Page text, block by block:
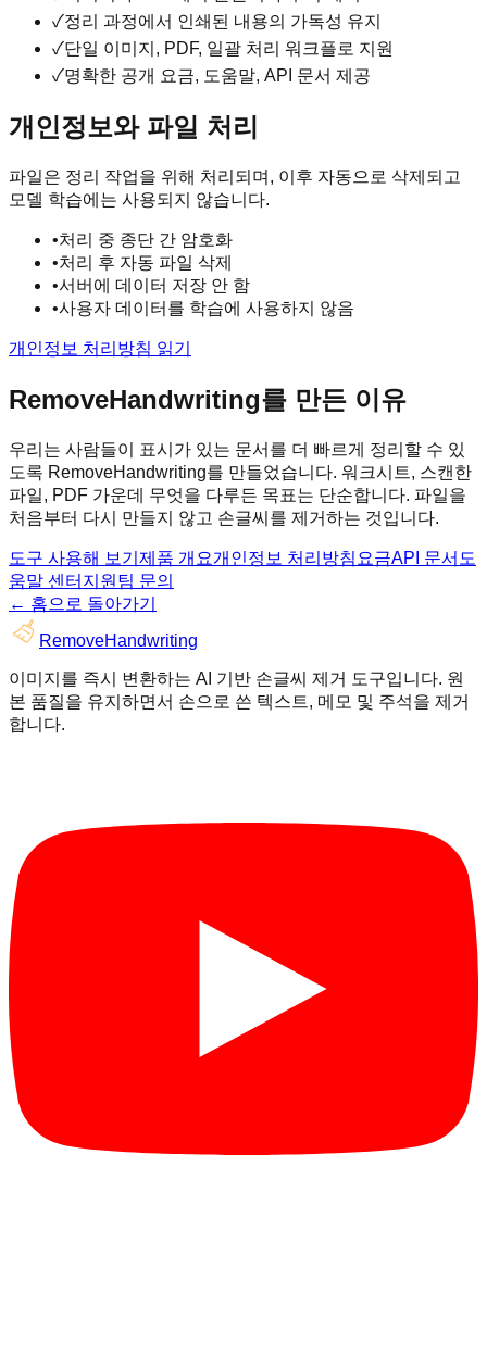
✓정리 과정에서 인쇄된 내용의 가독성 유지
✓단일 이미지, PDF, 일괄 처리 워크플로 지원
✓명확한 공개 요금, 도움말, API 문서 제공
개인정보와 파일 처리
파일은 정리 작업을 위해 처리되며, 이후 자동으로 삭제되고
모델 학습에는 사용되지 않습니다.
•처리 중 종단 간 암호화
•처리 후 자동 파일 삭제
•서버에 데이터 저장 안 함
•사용자 데이터를 학습에 사용하지 않음
개인정보 처리방침 읽기
RemoveHandwriting를 만든 이유
우리는 사람들이 표시가 있는 문서를 더 빠르게 정리할 수 있
도록 RemoveHandwriting를 만들었습니다. 워크시트, 스캔한
파일, PDF 가운데 무엇을 다루든 목표는 단순합니다. 파일을
처음부터 다시 만들지 않고 손글씨를 제거하는 것입니다.
도구 사용해 보기 제품 개요개인정보 처리방침 요금API 문서 도
움말 센터 지원팀 문의
← 홈으로 돌아가기
RemoveHandwriting
이미지를 즉시 변환하는 AI 기반 손글씨 제거 도구입니다. 원
본 품질을 유지하면서 손으로 쓴 텍스트, 메모 및 주석을 제거
합니다.